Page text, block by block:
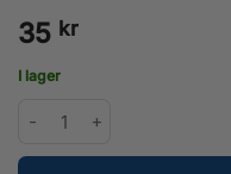
35 kr
I lager